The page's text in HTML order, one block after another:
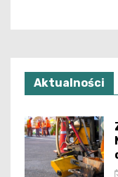
Aktualności